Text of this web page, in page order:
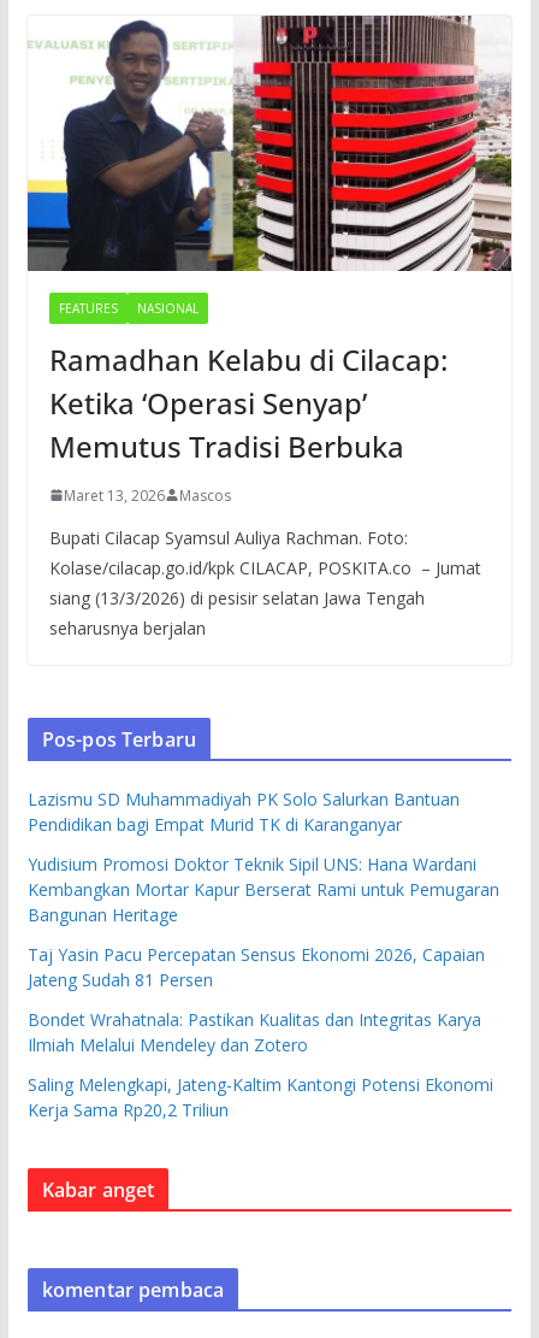
FEATURES NASIONAL
Ramadhan Kelabu di Cilacap:
Ketika ‘Operasi Senyap’
Memutus Tradisi Berbuka
Maret 13, 2026 Mascos
Bupati Cilacap Syamsul Auliya Rachman. Foto:
Kolase/cilacap.go.id/kpk CILACAP, POSKITA.co – Jumat
siang (13/3/2026) di pesisir selatan Jawa Tengah
seharusnya berjalan
Pos-pos Terbaru
Lazismu SD Muhammadiyah PK Solo Salurkan Bantuan
Pendidikan bagi Empat Murid TK di Karanganyar
Yudisium Promosi Doktor Teknik Sipil UNS: Hana Wardani
Kembangkan Mortar Kapur Berserat Rami untuk Pemugaran
Bangunan Heritage
Taj Yasin Pacu Percepatan Sensus Ekonomi 2026, Capaian
Jateng Sudah 81 Persen
Bondet Wrahatnala: Pastikan Kualitas dan Integritas Karya
Ilmiah Melalui Mendeley dan Zotero
Saling Melengkapi, Jateng-Kaltim Kantongi Potensi Ekonomi
Kerja Sama Rp20,2 Triliun
Kabar anget
komentar pembaca